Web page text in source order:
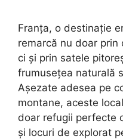
Franța, o destinație
remarcă nu doar prin
ci și prin satele
frumusețea naturală
Așezate adesea pe
montane, aceste
doar refugii perfecte
și locuri de explorat